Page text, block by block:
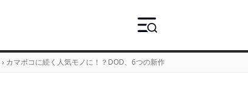
› カマボコに続く人気モノに！？DOD、6つの新作に期待の大型シェルタ